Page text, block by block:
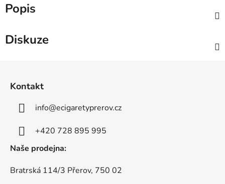
Popis
Diskuze
Kontakt
info@ecigaretyprerov.cz
+420 728 895 995
Naše prodejna:
Bratrská 114/3 Přerov, 750 02